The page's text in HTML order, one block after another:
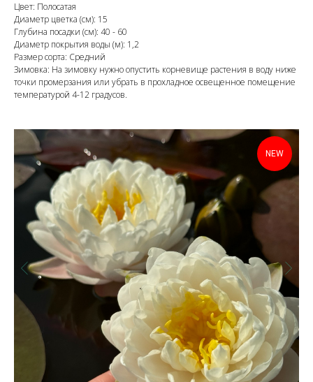
Цвет: Полосатая
Диаметр цветка (см): 15
Глубина посадки (см): 40 - 60
Диаметр покрытия воды (м): 1,2
Размер сорта: Средний
Зимовка: На зимовку нужно опустить корневище растения в воду ниже
точки промерзания или убрать в прохладное освещенное помещение
температурой 4-12 градусов.
NEW